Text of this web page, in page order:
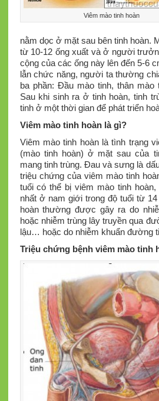
Viêm mào tinh hoàn
nằm dọc ở mặt sau bên tinh hoàn.
từ 10-12 ống xuất và ở người
cộng của các ống này lên đến 5-6
lẫn chức năng, người ta thường
ba phần: Đầu mào tinh, thân mào
Sau khi sinh ra ở tinh hoàn, tinh
tinh ở một thời gian để phát triển
Viêm mào tinh hoàn là gì?
Viêm mào tinh hoàn là tình trạng
(mào tinh hoàn) ở mặt sau của
mang tinh trùng. Đau và sưng là
triệu chứng của viêm mào tinh
tuổi có thể bị viêm mào tinh
nhất ở nam giới trong độ tuổi từ
hoàn thường được gây ra do
hoặc nhiễm trùng lây truyền qua
lậu… hoặc do nhiễm khuẩn đường
Triệu chứng bệnh viêm mào tinh